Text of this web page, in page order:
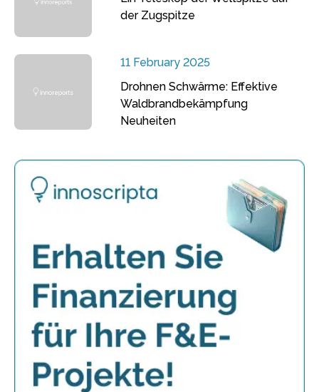
der Zugspitze
11 February 2025
Drohnen Schwärme: Effektive
Waldbrandbekämpfung
Neuheiten